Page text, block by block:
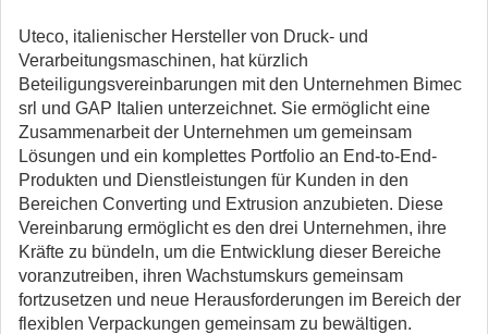
Uteco, italienischer Hersteller von Druck- und
Verarbeitungsmaschinen, hat kürzlich
Beteiligungsvereinbarungen mit den Unternehmen Bimec
srl und GAP Italien unterzeichnet. Sie ermöglicht eine
Zusammenarbeit der Unternehmen um gemeinsam
Lösungen und ein komplettes Portfolio an End-to-End-
Produkten und Dienstleistungen für Kunden in den
Bereichen Converting und Extrusion anzubieten. Diese
Vereinbarung ermöglicht es den drei Unternehmen, ihre
Kräfte zu bündeln, um die Entwicklung dieser Bereiche
voranzutreiben, ihren Wachstumskurs gemeinsam
fortzusetzen und neue Herausforderungen im Bereich der
flexiblen Verpackungen gemeinsam zu bewältigen.